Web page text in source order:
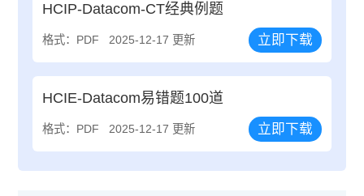
HCIP-Datacom-CT经典例题
格式：PDF 2025-12-17 更新 立即下载
HCIE-Datacom易错题100道
格式：PDF 2025-12-17 更新 立即下载